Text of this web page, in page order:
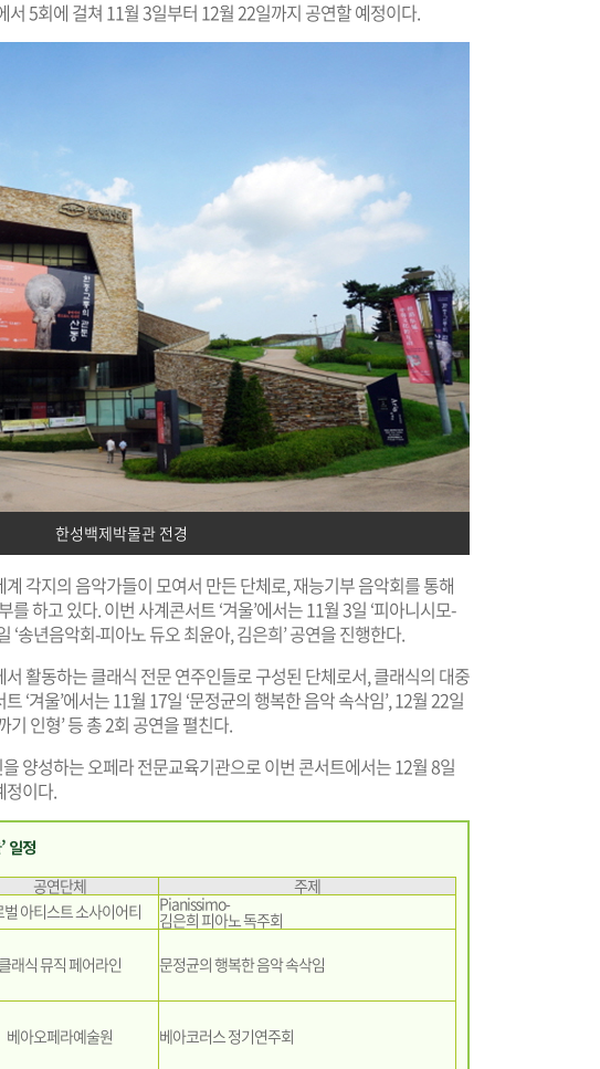
5회에 걸쳐 11월 3일부터 12월 22일까지 공연할 예정이다.
한성백제박물관 전경
계 각지의 음악가들이 모여서 만든 단체로, 재능기부 음악회를 통해
하고 있다. 이번 사계콘서트 ‘겨울’에서는 11월 3일 ‘피아니시모-
‘송년음악회-피아노 듀오 최윤아, 김은희’ 공연을 진행한다.
서 활동하는 클래식 전문 연주인들로 구성된 단체로서, 클래식의 대중
‘겨울’에서는 11월 17일 ‘문정균의 행복한 음악 속삭임’, 12월 22일
기 인형’ 등 총 2회 공연을 펼친다.
양성하는 오페라 전문교육기관으로 이번 콘서트에서는 12월 8일
정이다.
일정
공연단체
주제
벌 아티스트 소사이어티 Pianissimo-
김은희 피아노 독주회
래식 뮤직 페어라인 문정균의 행복한 음악 속삭임
베아오페라예술원 베아코러스 정기연주회